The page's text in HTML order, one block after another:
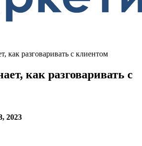
как разговаривать с клиентом
как разговаривать с
2023